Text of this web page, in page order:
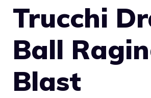
Trucchi
Ball
Blast